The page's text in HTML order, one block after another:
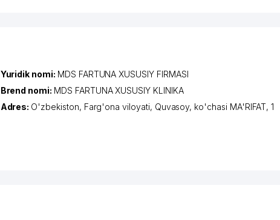
Yuridik nomi: MDS FARTUNA XUSUSIY FIRMASI
Brend nomi: MDS FARTUNA XUSUSIY KLINIKA
Adres: O'zbekiston, Farg'ona viloyati, Quvasoy, ko'chasi MA'RIFAT, 1